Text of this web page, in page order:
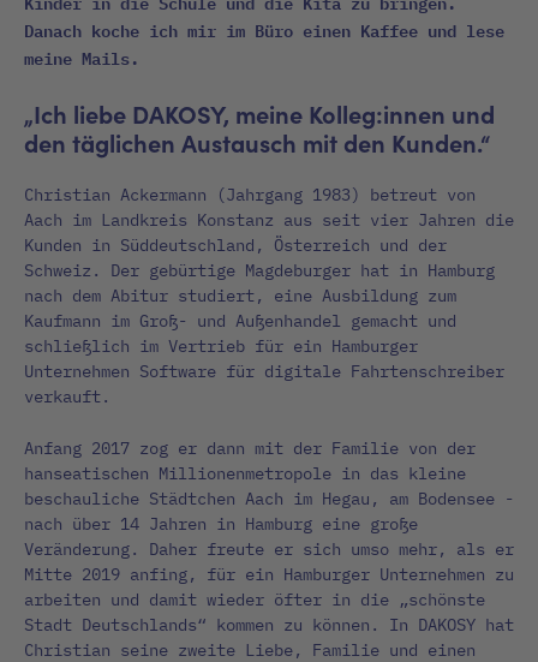
Danach koche ich mir im Büro einen Kaffee und lese
meine Mails.
„Ich liebe DAKOSY, meine Kolleg:innen und
den täglichen Austausch mit den Kunden.“
Christian Ackermann (Jahrgang 1983) betreut von
Aach im Landkreis Konstanz aus seit vier Jahren die
Kunden in Süddeutschland, Österreich und der
Schweiz. Der gebürtige Magdeburger hat in Hamburg
nach dem Abitur studiert, eine Ausbildung zum
Kaufmann im Groß- und Außenhandel gemacht und
schließlich im Vertrieb für ein Hamburger
Unternehmen Software für digitale Fahrtenschreiber
verkauft.
Anfang 2017 zog er dann mit der Familie von der
hanseatischen Millionenmetropole in das kleine
beschauliche Städtchen Aach im Hegau, am Bodensee -
nach über 14 Jahren in Hamburg eine große
Veränderung. Daher freute er sich umso mehr, als er
Mitte 2019 anfing, für ein Hamburger Unternehmen zu
arbeiten und damit wieder öfter in die „schönste
Stadt Deutschlands“ kommen zu können. In DAKOSY hat
Christian seine zweite Liebe, Familie und einen